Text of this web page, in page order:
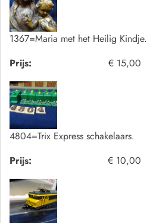
1367=Maria met het Heilig Kindje.
Prijs:
€ 15,00
4804=Trix Express schakelaars.
Prijs:
€ 10,00